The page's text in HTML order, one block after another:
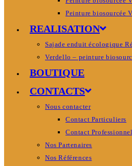
Peinture biosourcée
REALISATION
Sajade enduit écologique
Verdello – peinture
BOUTIQUE
CONTACTS
Nous contacter
Contact Particuliers
Contact
Nos Partenaires
Nos Références